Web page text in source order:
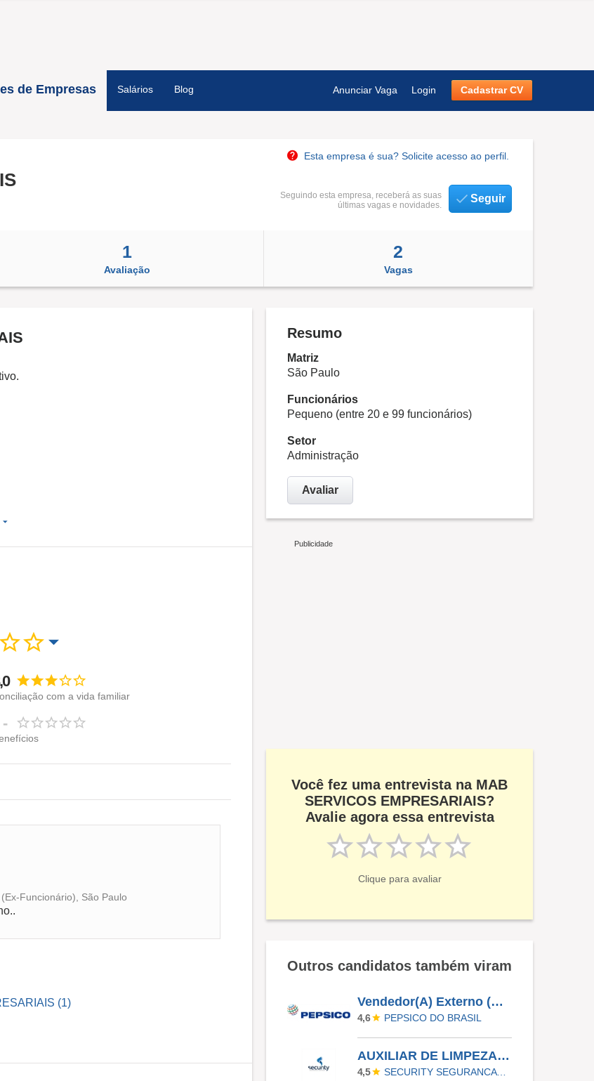
de Empresas Salários Blog Anunciar Vaga Login Cadastrar CV
Esta empresa é sua? Solicite acesso ao perfil.
Seguindo esta empresa, receberá as suas
últimas vagas e novidades.
Seguir
1
Avaliação
2
Vagas
com a vida familiar
-
Funcionário), São Paulo
(1)
Resumo
Matriz
São Paulo
Funcionários
Pequeno (entre 20 e 99 funcionários)
Setor
Administração
Avaliar
Você fez uma entrevista na MAB
SERVICOS EMPRESARIAIS?
Avalie agora essa entrevista
Clique para avaliar
Outros candidatos também viram
Vendedor(A) Externo (A) | Florianópolis, São Jose, Palhoça
4,6 PEPSICO DO BRASIL
AUXILIAR DE LIMPEZA-AMERICANA-SP
4,5 SECURITY SEGURANCA LTDA